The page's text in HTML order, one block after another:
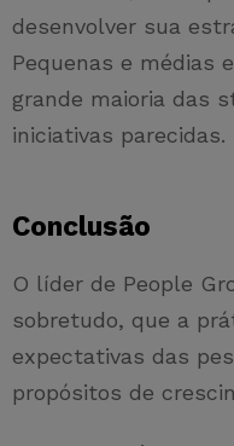
desenvolver sua
Pequenas e médias
grande maioria das
iniciativas parecidas.
Conclusão
O líder de People
sobretudo, que a
expectativas das
propósitos de